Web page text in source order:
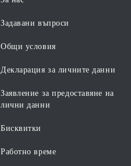
Задавани въпроси
Общи условия
Декларация за личните данни
Заявление за предоставяне на
лични данни
Бисквитки
Работно време